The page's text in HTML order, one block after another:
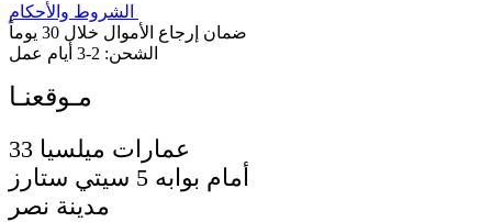
الشروط والأحكام
ضمان إرجاع الأموال خلال 30 يوماً
الشحن: 2-3 أيام عمل
أمام بوابه 5 سيتي ستارز
مدينة نصر